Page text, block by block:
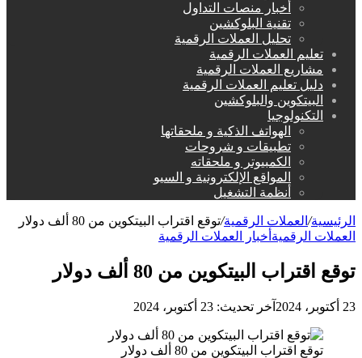
أخبار منصات التداول
تقنية البلوكشين
تحليل العملات الرقمية
تعليم العملات الرقمية
مشاريع العملات الرقمية
دليل تعليم العملات الرقمية
البيتكوين والبلوكشين
التكنولوجيا
الهواتف الذكية و ملحقاتها
تطبيقات و شروحات
الكمبيوتر و ملحقاته
المواقع الإلكترونية و السيو
أنظمة التشغيل
الرئيسية/ العملات الرقمية/توقع اقتراب البيتكوين من 80 ألف دولار
العملات الرقمية أخبار العملات الرقمية
توقع اقتراب البيتكوين من 80 ألف دولار
23 أكتوبر، 2024 آخر تحديث: 23 أكتوبر، 2024
توقع اقتراب البيتكوين من 80 ألف دولار